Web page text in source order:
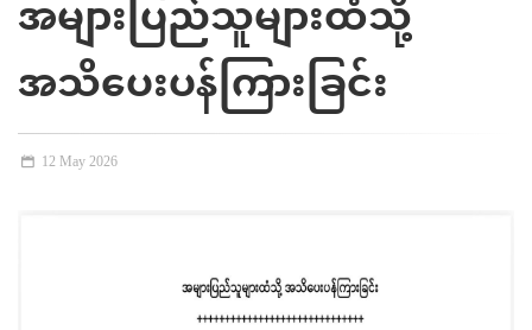
အများပြည်သူများထံသို့
အသိပေးပန်ကြားခြင်း
12 May 2026